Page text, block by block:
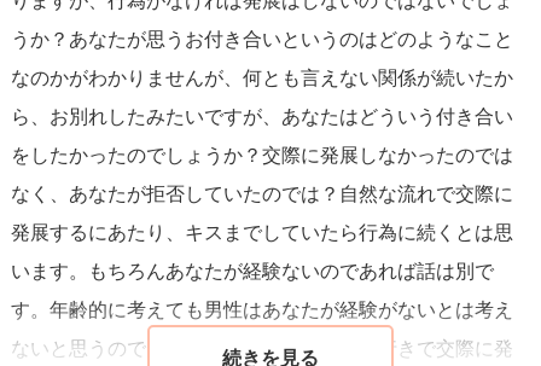
うしても手に入れたくて、その人と別れた時心から泣きま
したか？もし辛かったのであれば少しでも向こうの気持ち
を聞いたり、引き留めたりが良かったかもしれませんね。
もし相手と同じ感覚だったのであれば、案外向こうも同じ
様に、なんで何もやってこないのかななどと疑問だったか
もしれませんね。
追加ですが私はその後、寂しさやその場の雰囲気ではなく
真剣に恋愛と向き合ったら同じ様な素敵な人との出会いが
ありました。幸あれ
うか？あなたが思うお付き合いというのはどのようなこと
なのかがわかりませんが、何とも言えない関係が続いたか
ら、お別れしたみたいですが、あなたはどういう付き合い
をしたかったのでしょうか？交際に発展しなかったのでは
なく、あなたが拒否していたのでは？自然な流れで交際に
発展するにあたり、キスまでしていたら行為に続くとは思
います。もちろんあなたが経験ないのであれば話は別で
す。年齢的に考えても男性はあなたが経験がないとは考え
ないと思うので、もしかしたら自然の成り行きで交際に発